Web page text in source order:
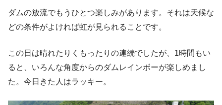
ダムの放流でもうひとつ楽しみがあります。それは天候な
どの条件がよければ虹が見られることです。
この日は晴れたりくもったりの連続でしたが、1時間もい
ると、いろんな角度からのダムレインボーが楽しめまし
た。今日きた人はラッキー。